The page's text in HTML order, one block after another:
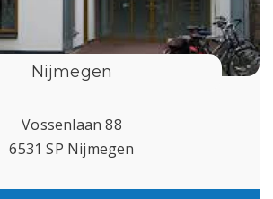
Nijmegen
Vossenlaan 88
6531 SP Nijmegen